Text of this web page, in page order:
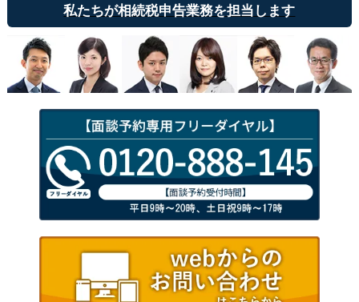
私たちが相続税申告業務を担当します